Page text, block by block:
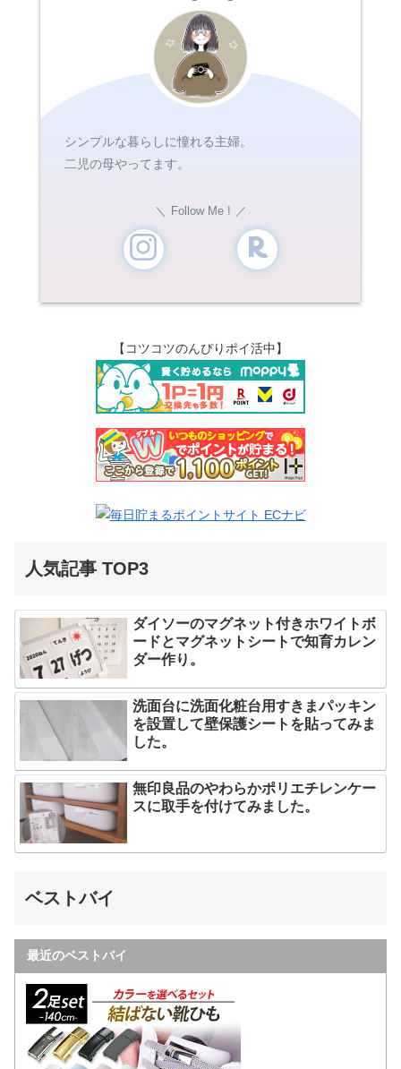
シンプルな暮らしに憧れる主婦。
二児の母やってます。
Follow Me !
【コツコツのんぴりポイ活中】
人気記事 TOP3
ダイソーのマグネット付きホワイトボ
ードとマグネットシートで知育カレン
ダー作り。
洗面台に洗面化粧台用すきまパッキン
を設置して壁保護シートを貼ってみま
した。
無印良品のやわらかポリエチレンケー
スに取手を付けてみました。
ベストバイ
最近のベストバイ